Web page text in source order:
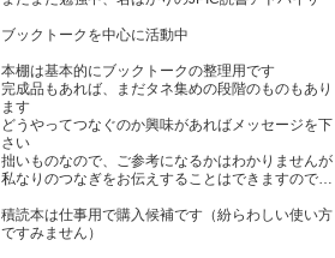
ブックトークを中心に活動中
本棚は基本的にブックトークの整理用です
完成品もあれば、まだタネ集めの段階のものもあり
ます
どうやってつなぐのか興味があればメッセージを下
さい
拙いものなので、ご参考になるかはわかりませんが
私なりのつなぎをお伝えすることはできますので…
積読本は仕事用で購入候補です（紛らわしい使い方
ですみません）